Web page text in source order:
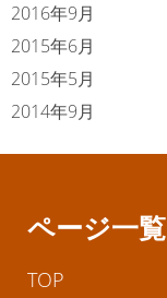
2016年9月
2015年6月
2015年5月
2014年9月
ページ一覧
TOP